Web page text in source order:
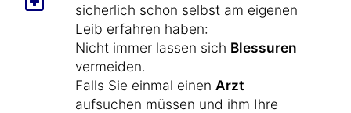
sicherlich schon selbst am eigenen
Leib erfahren haben:
Nicht immer lassen sich Blessuren
vermeiden.
Falls Sie einmal einen Arzt
aufsuchen müssen und ihm Ihre